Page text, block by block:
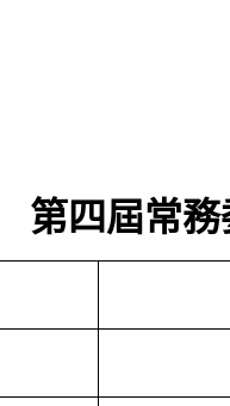
第四屆常